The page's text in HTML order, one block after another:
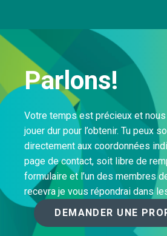
Parlons!
Votre temps est précieux et
jouer dur pour l’obtenir. Tu peux
directement aux coordonnées
page de contact, soit libre de
formulaire et l’un des membres
recevra je vous répondrai dans
DEMANDER UNE